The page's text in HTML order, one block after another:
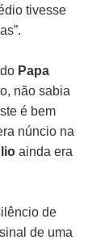
tivesse
Papa
não sabia
é bem
núncio na
ainda era
de
de uma